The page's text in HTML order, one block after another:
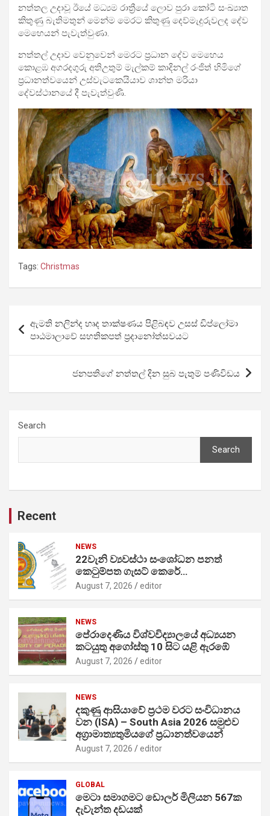
නත්තල උදාවූ ඊයේ මධ්‍යම රාත්‍රීයේ ලොව පුරා කෝටි සංඛ්‍යාත
කිතුණු බැතිමතුන් මෙන්ම මෙරට කිතුණු දෙව්මැදුරුවලද දේව
මෙහෙයන් පැවැත්වුණා.
නත්තල් උදාව වෙනුවෙන් මෙරට ප්‍රධාන දේව මෙහෙය
කොළඹ අගරදගුරු අතිඋතුම් මැල්කම් කාදිනල් රංජිත් හිමිගේ
ප්‍රධානත්වයෙන් උස්වැටකෙයියාව ශාන්ත මරියා
දේවස්ථානයේ දී පැවැත්වුණි.
Tags: Christmas
navigation
ඇමති නලින්ද හෘද තාක්ෂණය පිළිබඳව උසස් ඩිප්ලෝමා
පාඨමාලාවේ සහතිකපත් ප්‍රදානෝත්සවයට
ජනපතිගේ නත්තල් දින සුබ පැතුම් පණිවිඩය
Search
Search
Recent
NEWS
22වැනි ව්‍යවස්ථා සංශෝධන පනත්
කෙටුම්පත ගැසට් කෙරේ…
August 7, 2026 editor
NEWS
පේරාදෙණිය විශ්වවිද්‍යාලයේ අධ්‍යයන
කටයුතු අගෝස්තු 10 සිට යළි ඇරඹේ
August 7, 2026 editor
NEWS
දකුණු ආසියාවේ ප්‍රථම වරට සංවිධානය
වන (ISA) – South Asia 2026 සමුළුව
අග්‍රාමාත්‍යතුමියගේ ප්‍රධානත්වයෙන්
August 7, 2026 editor
GLOBAL
මෙටා සමාගමට ඩොලර් මිලියන 567ක
දැවැන්ත දඩයක්